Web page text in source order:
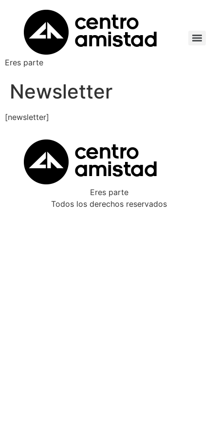
Eres parte
Newsletter
[newsletter]
Eres parte
Todos los derechos reservados